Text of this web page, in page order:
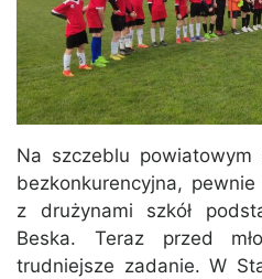
Na szczeblu powiatowym
bezkonkurencyjna,
z drużynami szkół
Beska. Teraz przed
trudniejsze zadanie. W